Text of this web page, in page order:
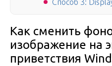
Способ 3:
Как сменить
изображение на
приветствия